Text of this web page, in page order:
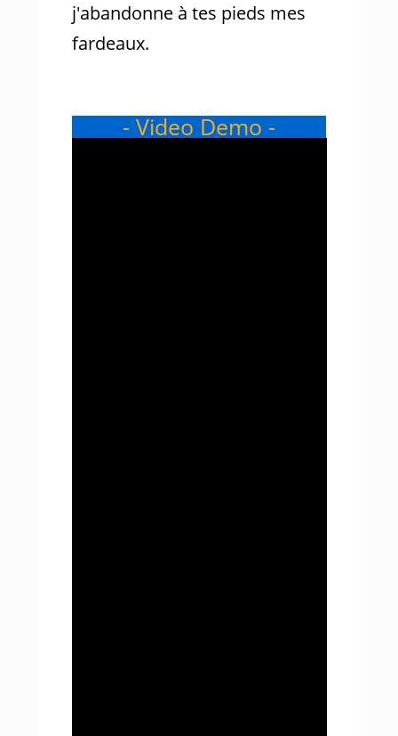
j'abandonne à tes pieds mes
fardeaux.
- Video Demo -